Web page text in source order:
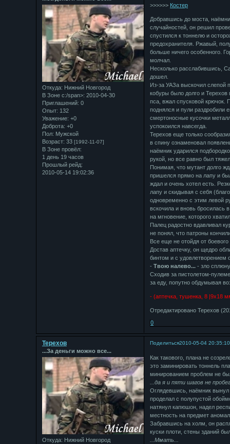
Откуда: Нижний Новгород
В Зоне с:/span>: 2010-04-30
Приглашений: 0
Опыт: 132
Уважение: +0
Доброта: +0
Пол: Мужской
Возраст: 33 [1992-11-07]
В Зоне провёл:
1 день 19 часов
Прошлый рейд:
2010-05-14 19:02:36
>>>>>> Костер
Добравшись до моста,
случайностей, он решил
спустился к тоннелю и
предохранителя. Ржавый,
больше ничего особенного.
молчал.
Несколько расслабившись,
дошел.
Из-за УАЗа выскочил слепой
кобуры было долго и Терехов
пса, вжал спусковой крючок.
поднялся и пули раздробили
смертоносные кусочки
успокоился навсегда.
Терехов еще только
в спину ознаменовал
наёмник ударился
рукой, но все равно был
Понимая, что мутант долго
пришелся прямо на лапу и
ждал и очень хотел есть.
лапу и скидывая с себя
одновременно с этим левой
вскочила и вновь бросилась
на мгновение, которого
Палец радостно вдавливал
не понял, что патроны
Все еще не отойдя от
Достав аптечку, он щедро
бинтом и с
-Твою налево... - зло
Сходив за пистолетом-
за еду, попутно обдумывая
- (аптечка, тушенка, 8 |9х18
Отредактировано Терехов
0
Поделиться2010-05-04 20:35:10
Терехов
...За деньги можно все...
Откуда: Нижний Новгород
Как такового, плана не
это заминировать тоннель
минированием проблем не
...да я и пяти шагов не
Оглядевшись, наёмник вынул
проделал с полупустой
натянул капюшон, надел
местность на предмет
Забравшись на холм, он
куски плоти, стены зданий
...Ммать...